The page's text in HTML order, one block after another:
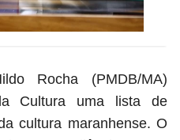
Rocha (PMDB/MA)
Cultura uma lista de
cultura maranhense. O